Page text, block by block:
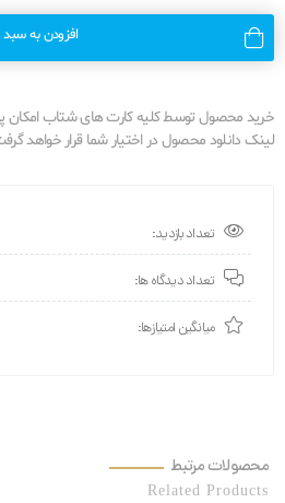
افزودن به
خرید محصول توسط کلیه کارت های شتاب امکان
لینک دانلود محصول در اختیار شما قرار خواهد
تعداد بازدید:
تعداد دیدگاه ها:
میانگین امتیازها:
محصولات مرتبط
Related Products